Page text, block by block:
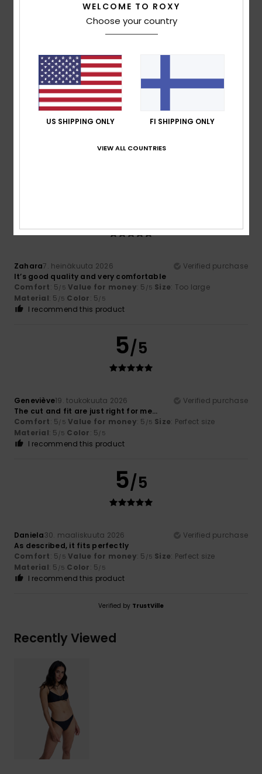
100% of our customers recommend this product
Size
Too small Too large
Material
5.0
Zahara7. heinäkuuta 2026
Verified purchase
It’s good quality and very comfortable
Comfort: 5/5 Value for money: 5 /5 Size: Too large
Material: 5 /5 Color: 5/5
I recommend this product
5/5
Geneviève19. toukokuuta 2026
Verified purchase
The cut and fit are just right for me...
Comfort: 5/5 Value for money: 5 /5 Size: Perfect size
Material: 5 /5 Color: 5/5
I recommend this product
5/5
Daniela30. maaliskuuta 2026
Verified purchase
As described, it fits perfectly
Comfort: 5/5 Value for money: 5 /5 Size: Perfect size
Material: 5 /5 Color: 5/5
I recommend this product
Verified by TrustVille
Recently Viewed
WELCOME TO ROXY
Choose your country
US SHIPPING ONLY FI SHIPPING ONLY
VIEW ALL COUNTRIES